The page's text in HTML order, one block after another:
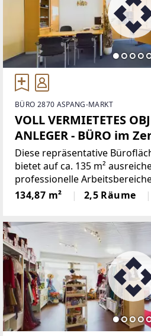
BÜRO 2870 ASPANG-MARKT
VOLL VERMIETETES
ANLEGER - BÜRO im
Markt
Diese repräsentative
bietet auf ca. 135 m²
professionelle
zwei Allianz
Zugang erfolgt über ein
134,87 m² 2,5 Räume